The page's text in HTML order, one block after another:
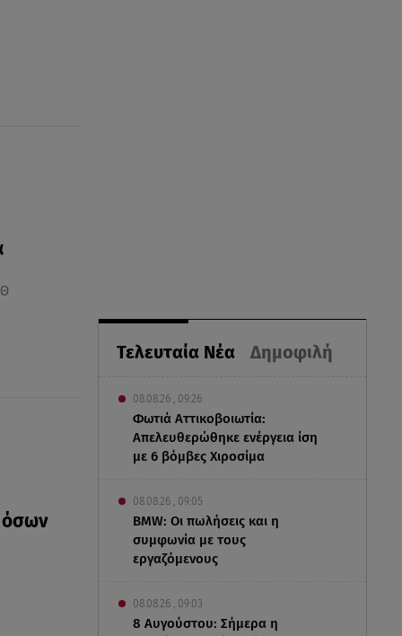
όσων
Τελευταία Νέα Δημοφιλή
08.08.26 , 09:26
Φωτιά Αττικοβοιωτία:
Απελευθερώθηκε ενέργεια ίση
με 6 βόμβες Χιροσίμα
08.08.26 , 09:05
BMW: Οι πωλήσεις και η
συμφωνία με τους
εργαζόμενους
08.08.26 , 09:03
8 Αυγούστου: Σήμερα η